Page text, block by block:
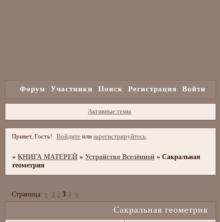
Форум Участники Поиск Регистрация Войти
Активные темы
Привет, Гость! Войдите илизарегистрируйтесь
»КНИГА МАТЕРЕЙ »Устройство Вселённой »Сакральная
геометрия
Сакральная геометрия
Страница: « 1 2 3 4 »